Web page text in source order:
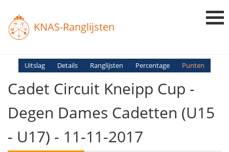
KNAS-Ranglijsten
Login
Ranglijsten
Uitslag Details Ranglijsten Percentage Punten
Cadet Circuit Kneipp Cup -
Degen Dames Cadetten (U15
- U17) - 11-11-2017